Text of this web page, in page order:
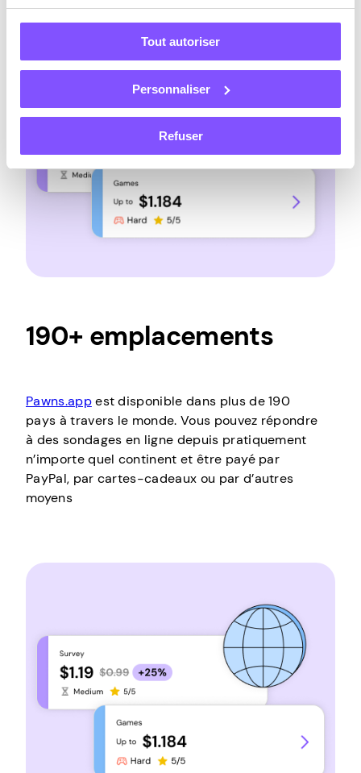
Tout autoriser
Personnaliser
Refuser
190+ emplacements
Pawns.appest disponible dans plus de 190
pays à travers le monde. Vous pouvez répondre
à des sondages en ligne depuis pratiquement
n’importe quel continent et être payé par
PayPal, par cartes-cadeaux ou par d’autres
moyens